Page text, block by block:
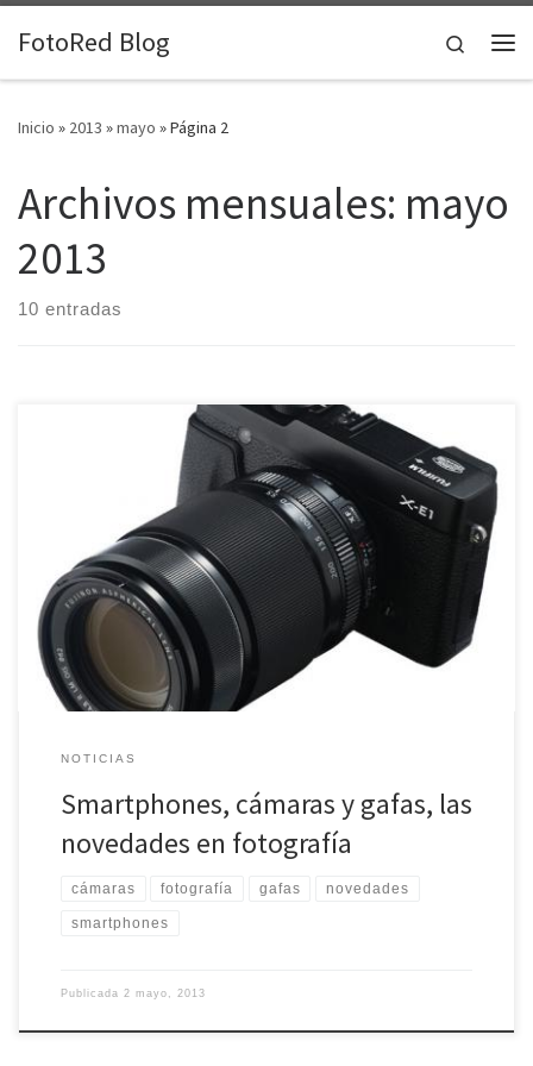
Saltar al contenido
FotoRed Blog
Search
Inicio » 2013 »mayo »Página 2
Archivos mensuales: mayo
2013
10 entradas
El mercado de productos tecnológicos y gadgets sigue su marcha
y ofrece a los aficionados novedades interesantes que se pueden
adquirir u otras que se vendrán en poco tiempo. La fotografía no
está exenta de estas novedades y hay lanzamientos importantes
de equipos y también de teléfonos inteligentes con cámaras […]
NOTICIAS
Smartphones, cámaras y gafas, las
novedades en fotografía
cámaras fotografía gafas novedades
smartphones
Publicada 2 mayo, 2013